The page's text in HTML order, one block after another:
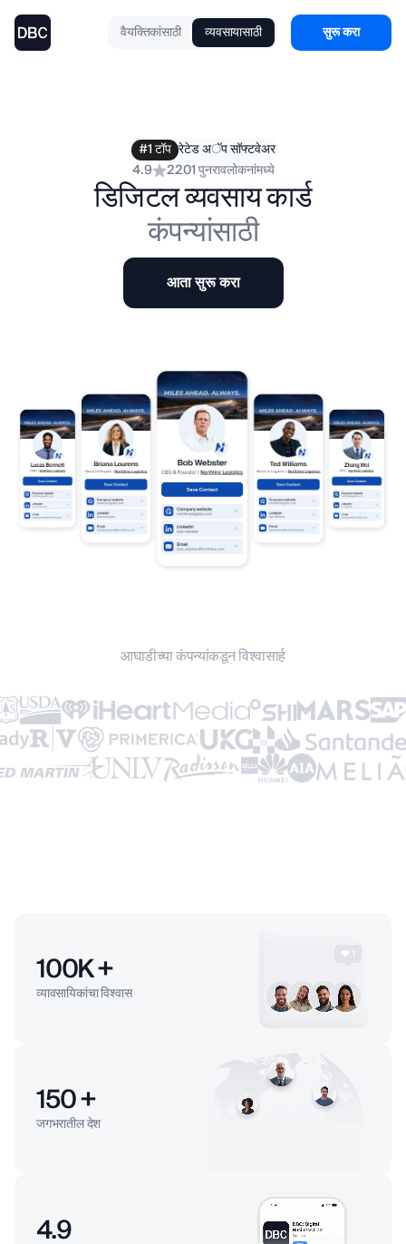
वैयक्तिकांसाठी व्यवसायासाठी सुरू करा
#1 टॉप रेटेड अॅप सॉफ्टवेअर
4.9
2201 पुनरावलोकनांमध्ये
डिजिटल व्यवसाय कार्ड
कंपन्यांसाठी
आता सुरू करा
आघाडीच्या कंपन्यांकडून विश्वासार्ह
100K +
व्यावसायिकांचा विश्वास
150+
जगभरातील देश
4.9